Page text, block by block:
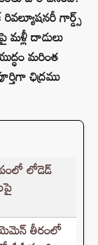
గార్డ్స్
మళ్లీ దాడులు
మరింత
ఛిద్రము
లోడెడ్
యెమెన్ తీరంలో